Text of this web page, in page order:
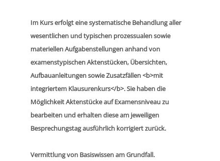
Im Kurs erfolgt eine systematische Behandlung aller
wesentlichen und typischen prozessualen sowie
materiellen Aufgabenstellungen anhand von
examenstypischen Aktenstücken, Übersichten,
Aufbauanleitungen sowie Zusatzfällen <b>mit
integriertem Klausurenkurs</b>. Sie haben die
Möglichkeit Aktenstücke auf Examensniveau zu
bearbeiten und erhalten diese am jeweiligen
Besprechungstag ausführlich korrigiert zurück.
Vermittlung von Basiswissen am Grundfall.